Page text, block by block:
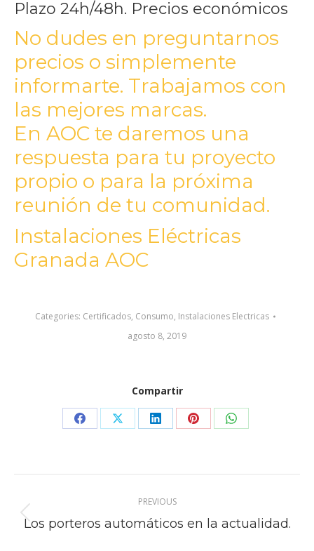
Plazo 24h/48h. Precios económicos
No dudes en preguntarnos
precios o simplemente
informarte. Trabajamos con
las mejores marcas.
En AOC te daremos una
respuesta para tu proyecto
propio o para la próxima
reunión de tu comunidad.
Instalaciones Eléctricas
Granada AOC
Categories: Certificados, Consumo, Instalaciones Electricas
agosto 8, 2019
Compartir
Share
Facebook
Share
X
Share
LinkedIn
Share
Pinterest
Share
WhatsApp
navigation
PREVIOUS
Previous
Los porteros automáticos en la actualidad.